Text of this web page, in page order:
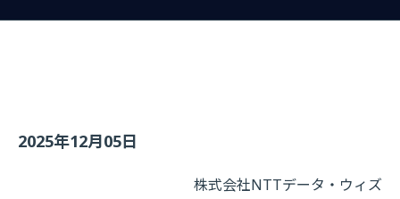
2025年12月05日
株式会社NTTデータ・ウィズ